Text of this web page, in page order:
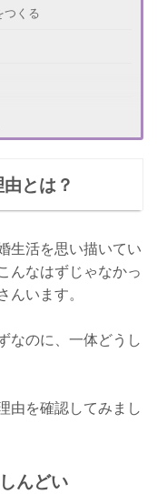
つくる
とは？
生活を思い描いてい
んなはずじゃなかっ
います。
なのに、一体どうし
由を確認してみまし
んどい